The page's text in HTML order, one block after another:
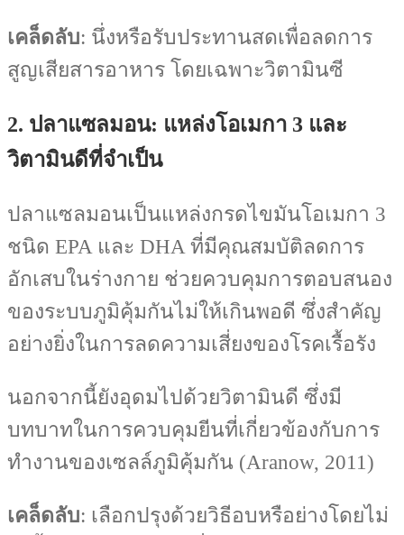
เคล็ดลับ: นึ่งหรือรับประทานสดเพื่อลดการ
สูญเสียสารอาหาร โดยเฉพาะวิตามินซี
2. ปลาแซลมอน: แหล่งโอเมกา 3 และ
วิตามินดีที่จำเป็น
ปลาแซลมอนเป็นแหล่งกรดไขมันโอเมกา 3
ชนิด EPA และ DHA ที่มีคุณสมบัติลดการ
อักเสบในร่างกาย ช่วยควบคุมการตอบสนอง
ของระบบภูมิคุ้มกันไม่ให้เกินพอดี ซึ่งสำคัญ
อย่างยิ่งในการลดความเสี่ยงของโรคเรื้อรัง
นอกจากนี้ยังอุดมไปด้วยวิตามินดี ซึ่งมี
บทบาทในการควบคุมยีนที่เกี่ยวข้องกับการ
ทำงานของเซลล์ภูมิคุ้มกัน (Aranow, 2011)
เคล็ดลับ: เลือกปรุงด้วยวิธีอบหรือย่างโดยไม่